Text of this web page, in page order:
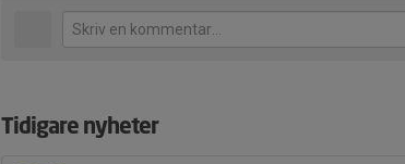
Tidigare nyheter